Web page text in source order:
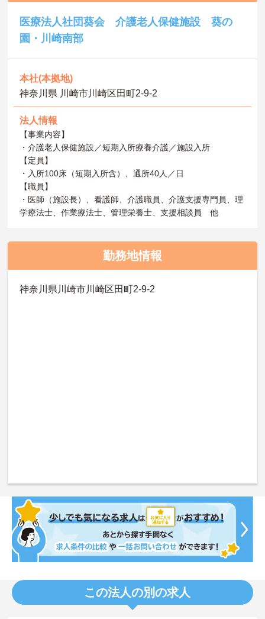
医療法人社団葵会 介護老人保健施設 葵の
園・川崎南部
本社(本拠地)
神奈川県 川崎市川崎区田町2-9-2
法人情報
【事業内容】
・介護老人保健施設／短期入所療養介護／施設入所
【定員】
・入所100床（短期入所含）、通所40人／日
【職員】
・医師（施設長）、看護師、介護職員、介護支援専門員、理
学療法士、作業療法士、管理栄養士、支援相談員 他
勤務地情報
神奈川県川崎市川崎区田町2-9-2
この法人の別の求人